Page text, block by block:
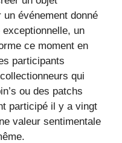
événement donné
un
ce moment en
participants
qui
ou des patchs
participé il y a vingt
valeur sentimentale